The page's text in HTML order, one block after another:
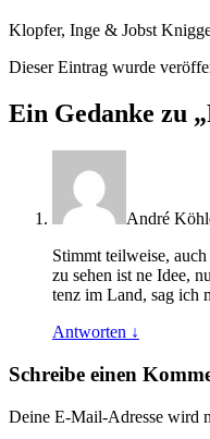
Klop­fer, Inge & Jobst
Dieser Eintrag wurde
Ein Gedanke zu „
André
Stimmt teil­wei­se,
zu sehen ist ne Idee,
tenz im Land, sag ich
Antworten ↓
Schreibe einen
Deine E-Mail-Adresse wird